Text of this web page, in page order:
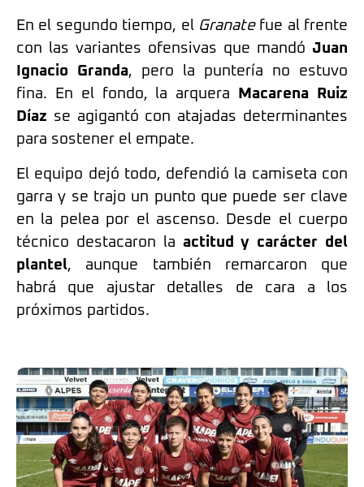
En el segundo tiempo, el Granatefue al frente
con las variantes ofensivas que mandó Juan
Ignacio Granda, pero la puntería no estuvo
fina. En el fondo, la arquera
Macarena Ruiz
Díaz se agigantó con atajadas determinantes
para sostener el empate.
El equipo dejó todo, defendió la camiseta con
garra y se trajo un punto que puede ser clave
en la pelea por el ascenso. Desde el cuerpo
técnico destacaron la actitud y carácter del
plantel, aunque también remarcaron que
habrá que ajustar detalles de cara a los
próximos partidos.